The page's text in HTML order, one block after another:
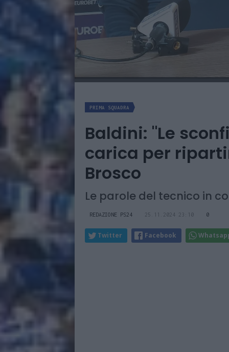
PRIMA SQUADRA
Baldini: "Le
carica per
Brosco
Le parole del tecnico in
REDAZIONE PS24 25.11.2024 23:10 0
Twitter Facebook